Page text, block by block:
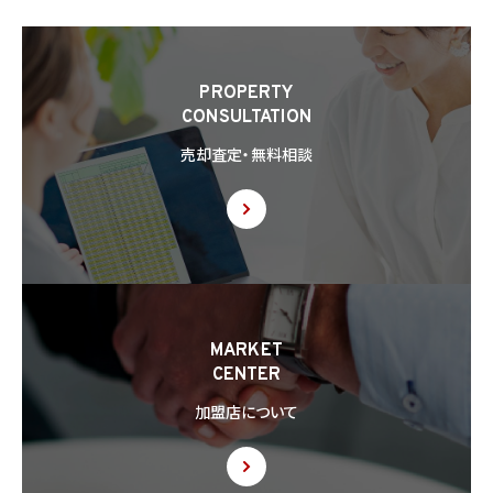
PROPERTY
CONSULTATION
売却査定・無料相談
MARKET
CENTER
加盟店について